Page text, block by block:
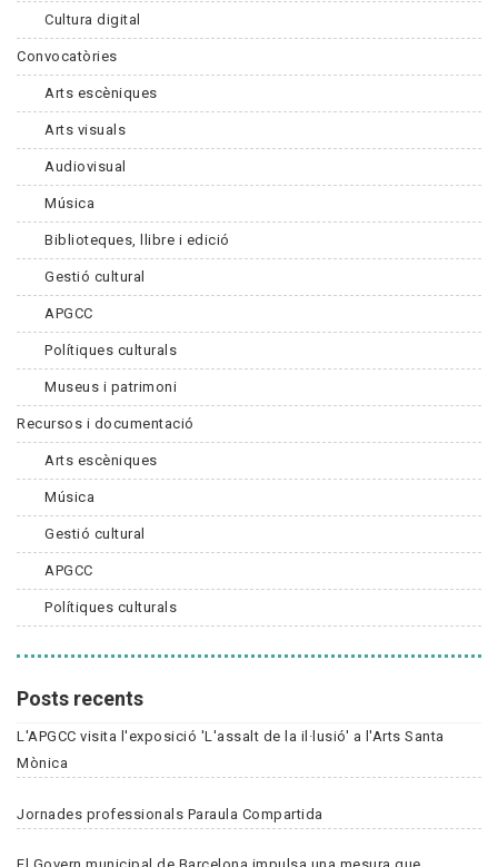
Cultura digital
Convocatòries
Arts escèniques
Arts visuals
Audiovisual
Música
Biblioteques, llibre i edició
Gestió cultural
APGCC
Polítiques culturals
Museus i patrimoni
Recursos i documentació
Arts escèniques
Música
Gestió cultural
APGCC
Polítiques culturals
Posts recents
L'APGCC visita l'exposició 'L'assalt de la il·lusió' a l'Arts Santa
Mònica
Jornades professionals Paraula Compartida
El Govern municipal de Barcelona impulsa una mesura que